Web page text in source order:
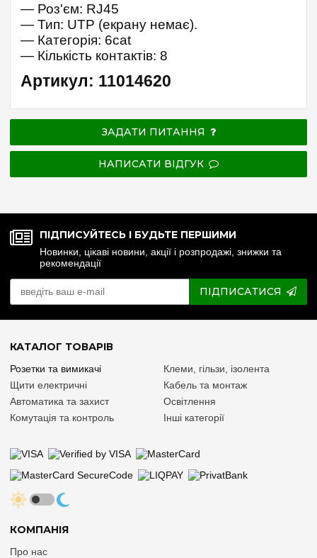
— Роз'єм: RJ45
— Тип: UTP (екрану немає).
— Категорія: 6cat
— Кількість контактів: 8
Артикул: 11014620
ЗАДАТИ ПИТАННЯ
НАПИСАТИ ВІДГУК
ПІДПИСУЙТЕСЬ І БУДЬТЕ ПЕРШИМИ
Новинки, цікаві новини, акції і розпродажі, знижки та
рекомендації
ПІДПИСАТИСЯ
КОМПАНІЯ
Про нас
КАТАЛОГ ТОВАРІВ
Розетки та вимикачі
Щити електричні
Автоматика та захист
Комутація та контроль
Клеми, гільзи, ізолента
Кабель та монтаж
Освітлення
Інші категорії